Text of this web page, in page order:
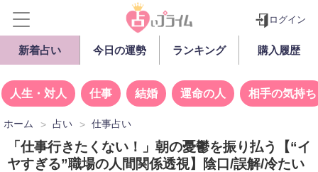
ログイン
新着占い 今日の運勢 ランキング 購入履歴
人生・対人 仕事 結婚 運命の人 相手の気持ち
ホーム 占い 仕事占い
「仕事行きたくない！」朝の憂鬱を振り払う【“イ
ヤすぎる”職場の人間関係透視】陰口/誤解/冷たい